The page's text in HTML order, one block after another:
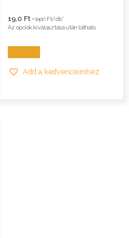
19,0Ft + (epr) Ft/db*
Az opciók kiválasztása után látható.
Opciók
Add a kedvenceimhez